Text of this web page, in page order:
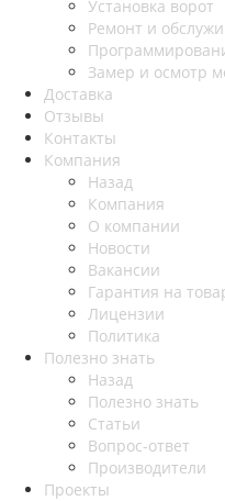
Установка ворот
Ремонт и
Замер и осмотр
Доставка
Отзывы
Контакты
Компания
Назад
Компания
О компании
Новости
Вакансии
Гарантия на
Лицензии
Политика
Полезно знать
Назад
Полезно знать
Статьи
Вопрос-ответ
Производители
Проекты